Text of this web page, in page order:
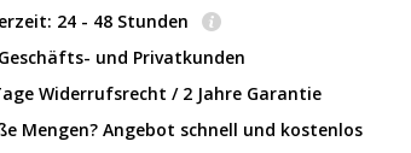
24 - 48 Stunden
und Privatkunden
Widerrufsrecht / 2 Jahre Garantie
Mengen? Angebot schnell und kostenlos